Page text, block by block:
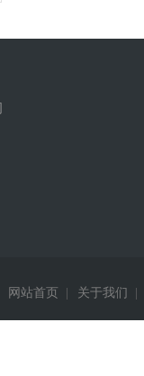
网站首页 关于我们